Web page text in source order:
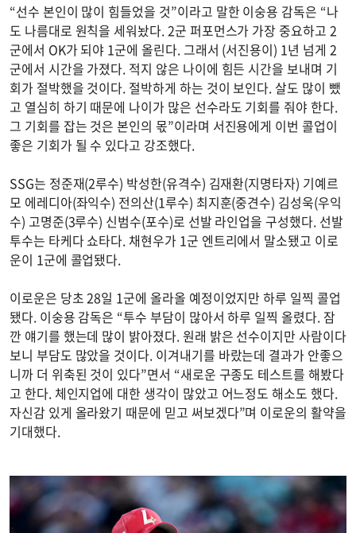
“선수 본인이 많이 힘들었을 것”이라고 말한 이숭용 감독은 “나
도 나름대로 원칙을 세워놨다. 2군 퍼포먼스가 가장 중요하고 2
군에서 OK가 되야 1군에 올린다. 그래서 (서진용이) 1년 넘게 2
군에서 시간을 가졌다. 적지 않은 나이에 힘든 시간을 보내며 기
회가 절박했을 것이다. 절박하게 하는 것이 보인다. 살도 많이 뺐
고 열심히 하기 때문에 나이가 많은 선수라도 기회를 줘야 한다.
그 기회를 잡는 것은 본인의 몫”이라며 서진용에게 이번 콜업이
좋은 기회가 될 수 있다고 강조했다.
SSG는 정준재(2루수) 박성한(유격수) 김재환(지명타자) 기예르
모 에레디아(좌익수) 전의산(1루수) 최지훈(중견수) 김성욱(우익
수) 고명준(3루수) 신범수(포수)로 선발 라인업을 구성했다. 선발
투수는 타케다 쇼타다. 채현우가 1군 엔트리에서 말소됐고 이로
운이 1군에 콜업됐다.
이로운은 당초 28일 1군에 올라올 예정이었지만 하루 일찍 콜업
됐다. 이숭용 감독은 “투수 부담이 많아서 하루 일찍 올렸다. 잠
깐 얘기를 했는데 많이 밝아졌다. 원래 밝은 선수이지만 사람이다
보니 부담도 많았을 것이다. 이겨내기를 바랐는데 결과가 안좋으
니까 더 위축된 것이 있다”면서 “새로운 구종도 테스트를 해봤다
고 한다. 체인지업에 대한 생각이 많았고 어느정도 해소도 했다.
자신감 있게 올라왔기 때문에 믿고 써보겠다”며 이로운의 활약을
기대했다.